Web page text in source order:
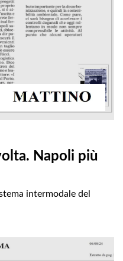
Napoli più
intermodale del